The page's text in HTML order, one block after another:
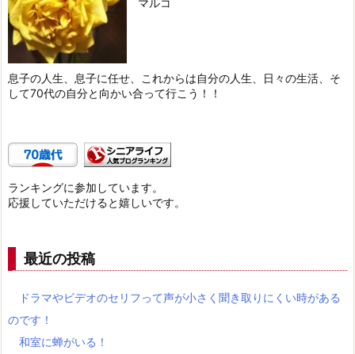
息子の人生、息子に任せ、これからは自分の人生、日々の生活、そ
して70代の自分と向かい合って行こう！！
ランキングに参加しています。
応援していただけると嬉しいです。
最近の投稿
ドラマやビデオのセリフって声が小さく聞き取りにくい時がある
のです！
和室に蝉がいる！